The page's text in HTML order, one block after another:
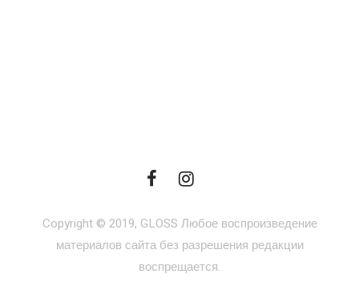
Copyright © 2019, GLOSS Любое воспроизведение
материалов сайта без разрешения редакции
воспрещается.